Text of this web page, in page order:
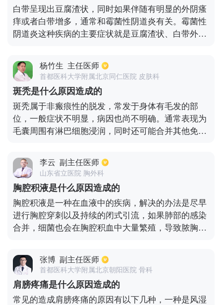
白带呈现出豆腐渣状，同时如果伴随有明显的外阴瘙
痒或者白带增多，通常和霉菌性阴道炎有关。霉菌性
阴道炎这种疾病的主要症状就是豆腐渣状、白带外阴
显不舒服，也不伴随有异味，就通常属于正常情况，
一般不需要进行治疗。出现白带豆腐渣样一般需要结
合其他的症状来进行分辨，如果属于正常可以暂时不
治疗，如果存在有外阴红肿、阴道异味、外阴瘙痒，
多数会和霉菌性阴道炎有关，需要尽快进行药物治
疗。
杨竹生 主任医师
首都医科大学附属北京同仁医院 皮肤科
斑秃是什么原因造成的
斑秃属于非瘢痕性的脱发，常发于身体有毛发的部
位，一般症状不明显，病因也尚不明确。通常表现为
毛囊周围有淋巴细胞浸润，同时还可能合并其他免疫
与自身免疫有一定的关系。引起斑秃的原因还可能与
遗传有关，同时还可能与精神异常，精神创伤，感染
病灶和内分泌失调有关。
李云 副主任医师
山东省立医院 胸外科
胸腔积液是什么原因造成的
胸腔积液是一种在血液中的疾病，解决的办法是尽早
进行胸腔穿刺以及持续的闭式引流，如果肺部的感染
合并，细菌也会在胸腔积血中大量繁殖，导致脓胸，
肺挫伤，主要由高处坠落伤，车祸，撞击，重物砸
伤，锐器刺穿伤等外伤所导致。第二种是肺部的原发
疾病，如肺炎的炎性渗出、肺结核的结核性胸水以及
肺癌的恶性胸水等。对于不同原因所导致的胸腔积
液，在进行治疗时一般需要对症下药。
张博 副主任医师
首都医科大学附属北京朝阳医院 骨科
肩膀疼痛是什么原因造成的
常见的造成肩膀疼痛的原因有以下几种，一种是风湿